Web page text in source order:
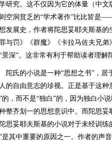
研究。这不仅因为它的体量（中
空洞贫乏的“学术著作”比比皆是
发展史，作者将陀思妥耶夫斯基
罪与罚》《群魔》《卡拉马佐夫兄
景深”。这非常有利于帮助读者理解
氏的小说是一种“思想之书”，居
的自由意志的珍视。正是基于这
的，而不是“独白”的，因为独白小
整齐划一的思想意识中。而陀思妥
思妥耶夫斯基的小说对于未经训
是其中重要的原因之一。作者的声